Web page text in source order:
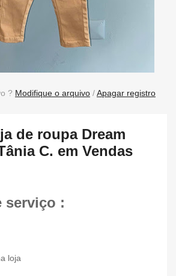
? Modifique o arquivo /Apagar registro
de roupa Dream
C. em Vendas
serviço :
loja